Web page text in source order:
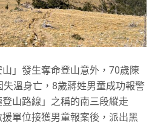
」發生奪命登山意外，70歲陳
溫身亡，8歲蔣姓男童成功報警
山路線」之稱的南三段縱走
單位接獲男童報案後，派出黑